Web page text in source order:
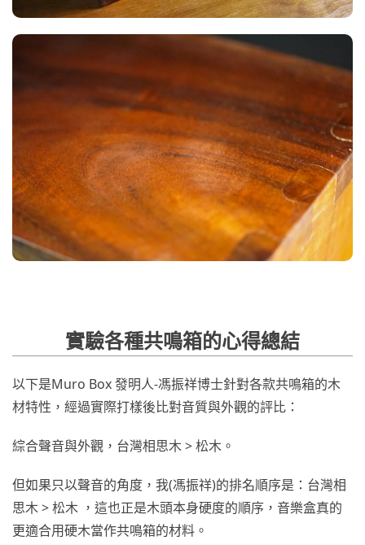
實驗各種共鳴箱的心得總結
以下是Muro Box 發明人-馮振祥博士針對各款共鳴箱的木
材特性，經過實際打樣後比對音質與外觀的評比：
綜合聲音與外觀，台灣相思木 > 松木。
但如果只以聲音的角度，我(馮振祥)的排名順序是：台灣相
思木 > 松木 ，這也正是木頭本身硬度的順序，音樂盒真的
更適合用硬木當作共鳴箱的材料。